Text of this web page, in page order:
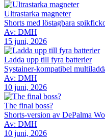
Ultrastarka magneter
Shorts med löstagbara
Av: DMH
15 juni, 2026
Ladda upp till fyra batterier
Systainer-kompatibel
Av: DMH
10 juni, 2026
The final boss?
Shorts-version av DePalma
Av: DMH
10 juni, 2026